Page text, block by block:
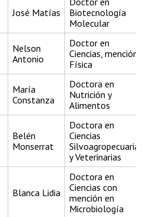
José Matías
Biotecnología
Molecular
Nelson
Antonio
Doctor en
Ciencias, mención
Física
María
Constanza
Doctora en
Nutrición y
Alimentos
Belén
Monserrat
Doctora en
Ciencias
y Veterinarias
Blanca Lidia
Doctora en
Ciencias con
mención en
Microbiología